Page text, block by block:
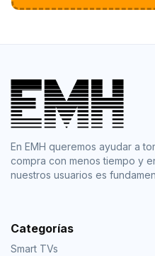
En EMH queremos ayudar a
compra con menos tiempo y
nuestros usuarios es
Categorías
Smart TVs